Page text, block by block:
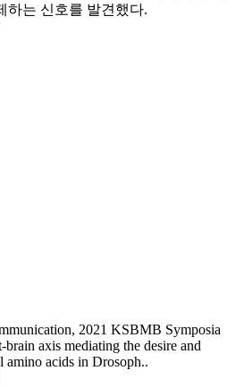
하는 신호를 발견했다.
2021 KSBMB Symposia
axis mediating the desire and
amino acids in Drosoph..